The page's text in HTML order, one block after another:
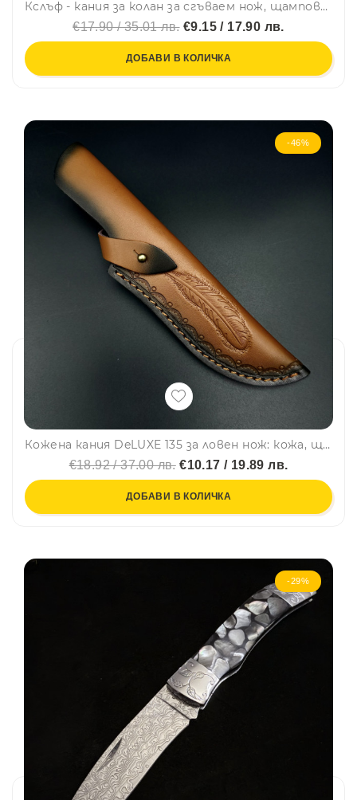
Кслъф - кания за колан за сгъваем нож, щампована и шита кожа
€17.90 / 35.01 лв.€9.15 / 17.90 лв.
ДОБАВИ В КОЛИЧКА
-46%
Кожена кания DeLUXE 135 за ловен нож: кожа, щампована, шита
€18.92 / 37.00 лв.€10.17 / 19.89 лв.
ДОБАВИ В КОЛИЧКА
-29%